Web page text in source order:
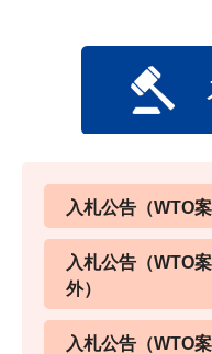
入札公告（WTO案
入札公告（WTO
外）
入札公告（WTO